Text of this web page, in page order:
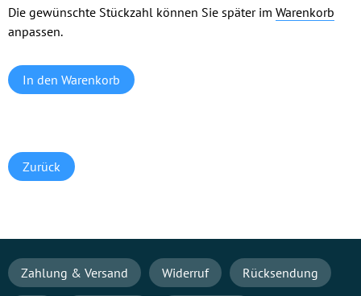
Die gewünschte Stückzahl können Sie später im Warenkorb
anpassen.
Zurück
Navigation
überspringen
Zahlung & Versand Widerruf Rücksendung